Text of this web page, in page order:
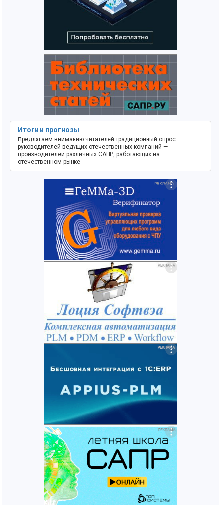
Итоги и прогнозы
Предлагаем вниманию читателей традиционный опрос
руководителей ведущих отечественных компаний —
производителей различных САПР, работающих на
отечественном рынке